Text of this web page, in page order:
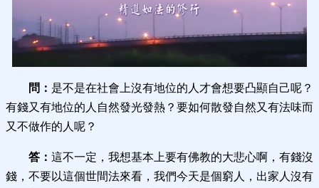
問： 是不是在社會上沒有地位的人才會想要凸顯自己呢？
有錢又有地位的人自然發光發熱？要如何散發自然又有法味而
又不做作的人呢？
答： 這不一定，我想基本上要有佛教的大悲心啊，有錢沒
錢，不要以這個世間法來看，我們今天是個窮人，出家人沒有